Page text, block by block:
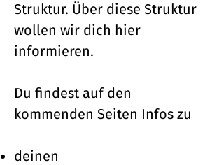
Struktur. Über diese Struktur
wollen wir dich hier
informieren.
Du findest auf den
kommenden Seiten Infos zu
deinen